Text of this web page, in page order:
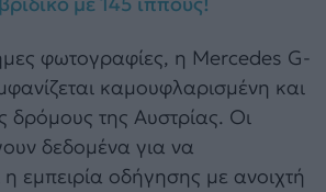
φωτογραφίες, η Mercedes G-
καμουφλαρισμένη και
δρόμους της Αυστρίας. Οι
δεδομένα για να
η εμπειρία οδήγησης με ανοιχτή